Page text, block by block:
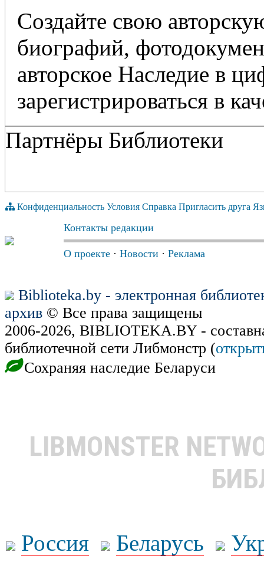
Создайте свою
биографий,
авторское Наследие в
зарегистрироваться в
Партнёры Библиотеки
Конфиденциальность Условия Справка Пригласить друга
Контакты редакции
О проекте · Новости · Реклама
Biblioteka.by - электронная
архив © Все права защищены
2006-2026, BIBLIOTEKA.BY -
библиотечной сети Либмонстр (
Сохраняя наследие Беларуси
LIBMONSTER
Россия Беларусь